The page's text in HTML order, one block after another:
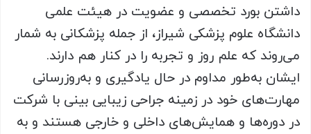
داشتن بورد تخصصی و عضویت در هیئت علمی
دانشگاه علوم پزشکی شیراز، از جمله پزشکانی به شمار
می‌روند که علم روز و تجربه را در کنار هم دارند.
ایشان به‌طور مداوم در حال یادگیری و به‌روزرسانی
مهارت‌های خود در زمینه جراحی زیبایی بینی با شرکت
در دوره‌ها و همایش‌های داخلی و خارجی هستند و به